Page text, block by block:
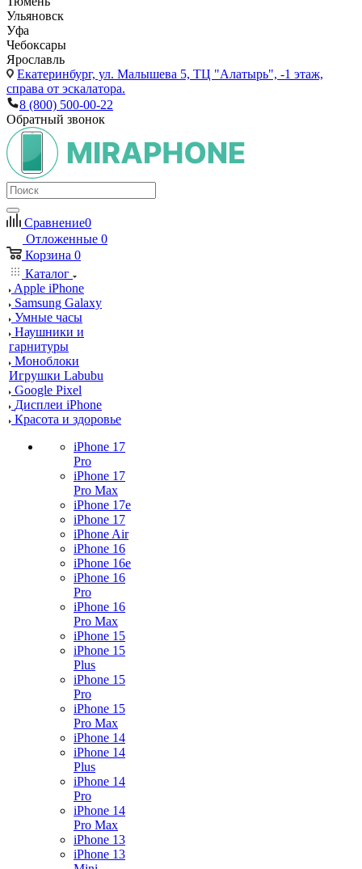
Ульяновск
Уфа
Чебоксары
Ярославль
Екатеринбург, ул. Малышева 5, ТЦ "Алатырь", -1 этаж,
справа от эскалатора.
8 (800) 500-00-22
Обратный звонок
Сравнение0
Отложенные 0
Корзина 0
Каталог
Apple iPhone
Samsung Galaxy
Умные часы
Наушники и
гарнитуры
Моноблоки
Игрушки Labubu
Google Pixel
Дисплеи iPhone
Красота и здоровье
iPhone 17
Pro
iPhone 17
Pro Max
iPhone 17e
iPhone 17
iPhone Air
iPhone 16
iPhone 16e
iPhone 16
Pro
iPhone 16
Pro Max
iPhone 15
iPhone 15
Plus
iPhone 15
Pro
iPhone 15
Pro Max
iPhone 14
iPhone 14
Plus
iPhone 14
Pro
iPhone 14
Pro Max
iPhone 13
iPhone 13